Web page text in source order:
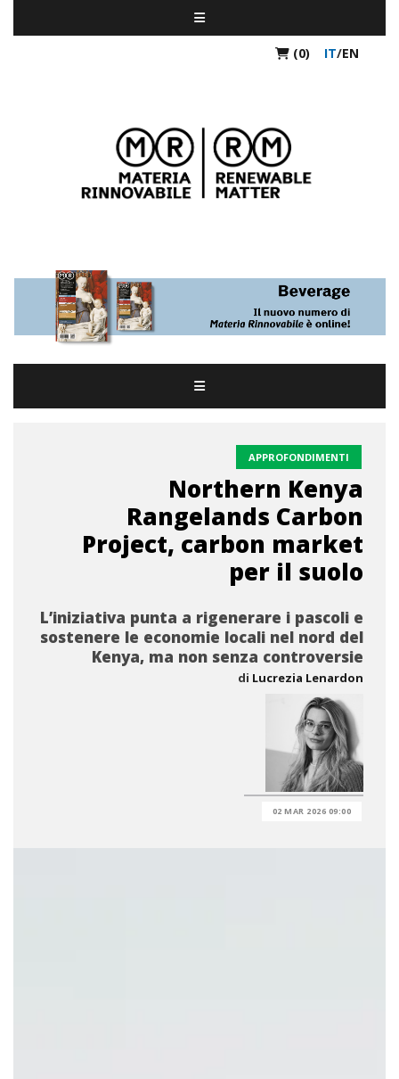
(0) IT/EN
APPROFONDIMENTI
Northern Kenya
Rangelands Carbon
Project, carbon market
per il suolo
L’iniziativa punta a rigenerare i pascoli e
sostenere le economie locali nel nord del
Kenya, ma non senza controversie
di Lucrezia Lenardon
02 MAR 2026 09:00